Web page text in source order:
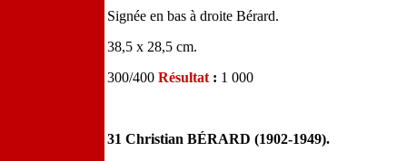
Signée en bas à droite Bérard.
38,5 x 28,5 cm.
300/400 Résultat : 1 000
31 Christian BÉRARD (1902-1949).